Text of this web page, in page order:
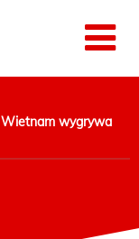
Wietnam wygrywa